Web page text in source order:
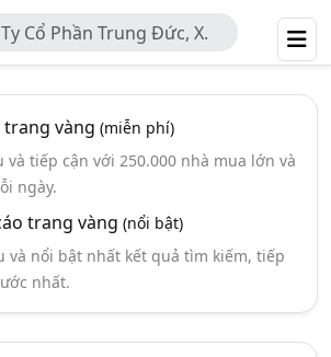
Cổ Phần Trung Đức, X.
H. Nghi Lộc,
vàng (miễn phí)
và tiếp cận với 250.000 nhà mua lớn và
ngày.
trang vàng (nổi bật)
và nổi bật nhất kết quả tìm kiếm, tiếp
nhất.